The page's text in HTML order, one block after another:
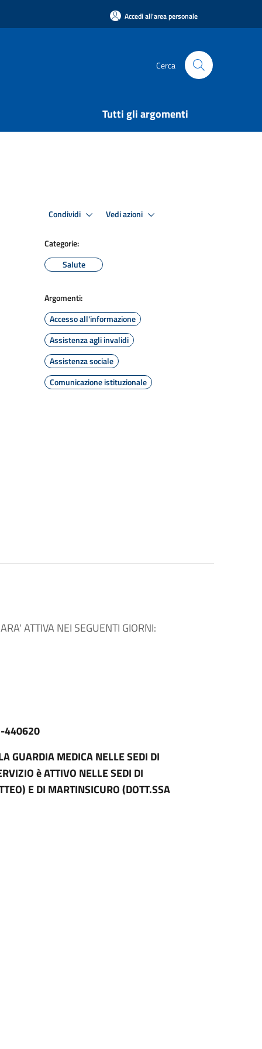
Accedi all'area personale
Cerca
Tutti gli argomenti
Condividi Vedi azioni
Categorie:
Salute
Argomenti:
Accesso all'informazione
Assistenza agli invalidi
Assistenza sociale
Comunicazione istituzionale
ATTIVA NEI SEGUENTI GIORNI:
440620
GUARDIA MEDICA NELLE SEDI DI
è ATTIVO NELLE SEDI DI
E DI MARTINSICURO (DOTT.SSA